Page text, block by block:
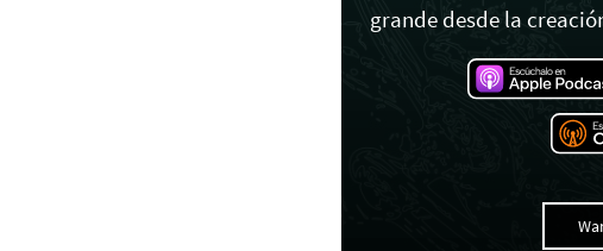
grande desde la